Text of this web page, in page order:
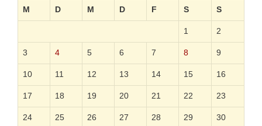
M D M D F S S
1 2
3 4 5 6 7 8 9
10 11 12 13 14 15 16
17 18 19 20 21 22 23
24 25 26 27 28 29 30